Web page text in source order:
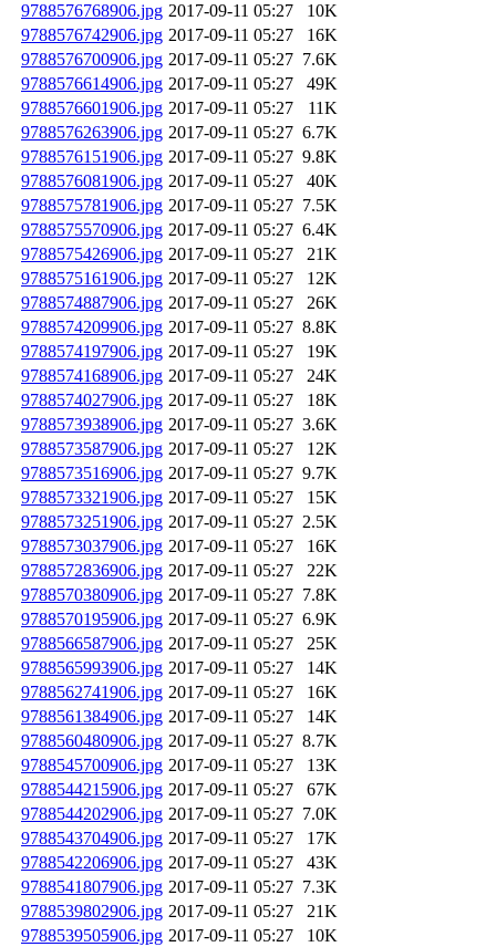
9788576768906.jpg 2017-09-11 05:27
10K
9788576742906.jpg 2017-09-11 05:27
16K
9788576700906.jpg 2017-09-11 05:27 7.6K
9788576614906.jpg 2017-09-11 05:27
49K
9788576601906.jpg 2017-09-11 05:27
11K
9788576263906.jpg 2017-09-11 05:27 6.7K
9788576151906.jpg 2017-09-11 05:27 9.8K
9788576081906.jpg 2017-09-11 05:27
40K
9788575781906.jpg 2017-09-11 05:27 7.5K
9788575570906.jpg 2017-09-11 05:27 6.4K
9788575426906.jpg 2017-09-11 05:27
21K
9788575161906.jpg 2017-09-11 05:27
12K
9788574887906.jpg 2017-09-11 05:27
26K
9788574209906.jpg 2017-09-11 05:27 8.8K
9788574197906.jpg 2017-09-11 05:27
19K
9788574168906.jpg 2017-09-11 05:27
24K
9788574027906.jpg 2017-09-11 05:27
18K
9788573938906.jpg 2017-09-11 05:27 3.6K
9788573587906.jpg 2017-09-11 05:27
12K
9788573516906.jpg 2017-09-11 05:27 9.7K
9788573321906.jpg 2017-09-11 05:27
15K
9788573251906.jpg 2017-09-11 05:27 2.5K
9788573037906.jpg 2017-09-11 05:27
16K
9788572836906.jpg 2017-09-11 05:27
22K
9788570380906.jpg 2017-09-11 05:27 7.8K
9788570195906.jpg 2017-09-11 05:27 6.9K
9788566587906.jpg 2017-09-11 05:27
25K
9788565993906.jpg 2017-09-11 05:27
14K
9788562741906.jpg 2017-09-11 05:27
16K
9788561384906.jpg 2017-09-11 05:27
14K
9788560480906.jpg 2017-09-11 05:27 8.7K
9788545700906.jpg 2017-09-11 05:27
13K
9788544215906.jpg 2017-09-11 05:27
67K
9788544202906.jpg 2017-09-11 05:27 7.0K
9788543704906.jpg 2017-09-11 05:27
17K
9788542206906.jpg 2017-09-11 05:27
43K
9788541807906.jpg 2017-09-11 05:27 7.3K
9788539802906.jpg 2017-09-11 05:27
21K
9788539505906.jpg 2017-09-11 05:27
10K